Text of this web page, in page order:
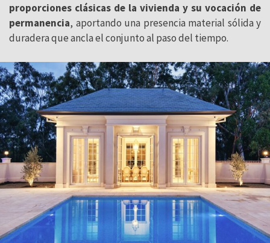
proporciones clásicas de la vivienda y su vocación de
permanencia, aportando una presencia material sólida y
duradera que ancla el conjunto al paso del tiempo.